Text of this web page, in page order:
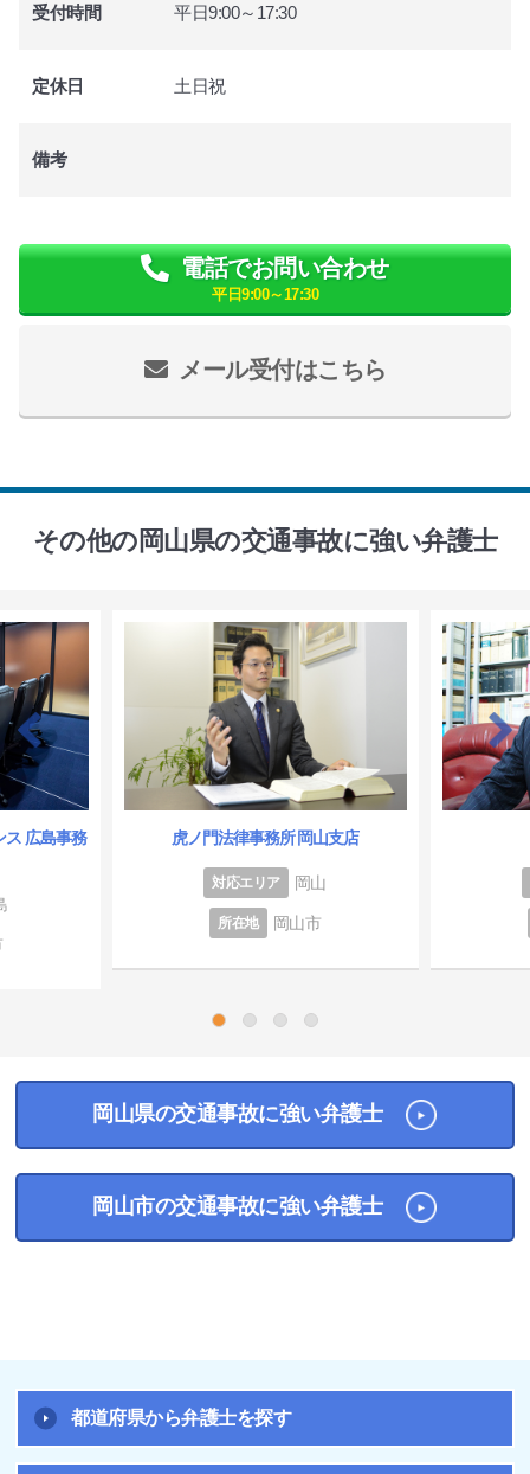
受付時間 平日9:00～17:30
定休日 土日祝
備考
メール受付はこちら
電話でお問い合わせ
平日9:00～17:30
その他の岡山県の交通事故に強い弁護士
ス 広島事務 虎ノ門法律事務所 岡山支店
対応エリア 岡山
所在地 岡山市
岡山県の交通事故に強い弁護士
岡山市の交通事故に強い弁護士
都道府県から弁護士を探す